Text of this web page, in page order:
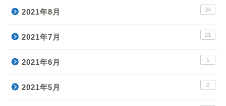
2021年8月 34
2021年7月 21
2021年6月 1
2021年5月 2